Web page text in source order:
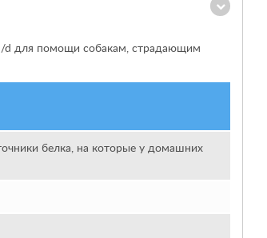
d для помощи собакам, страдающим
белка, на которые у домашних